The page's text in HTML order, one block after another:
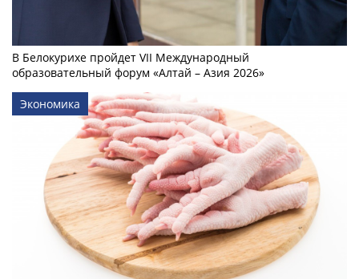
В Белокурихе пройдет VII Международный
образовательный форум «Алтай – Азия 2026»
Экономика